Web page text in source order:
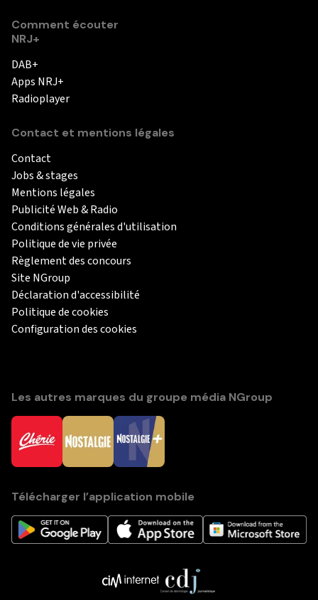
Comment écouter
NRJ+
DAB+
Apps NRJ+
Radioplayer
Contact et mentions légales
Contact
Jobs & stages
Mentions légales
Publicité Web & Radio
Conditions générales d'utilisation
Politique de vie privée
Règlement des concours
Site NGroup
Déclaration d'accessibilité
Politique de cookies
Configuration des cookies
Les autres marques du groupe média NGroup
Télécharger l’application mobile